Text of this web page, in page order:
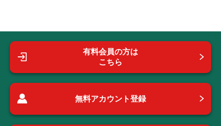
有料会員の方は
こちら
無料アカウント登録